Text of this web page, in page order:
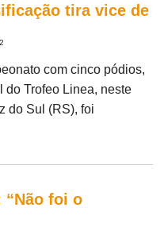
tira vice de
com cinco pódios,
do Trofeo Linea, neste
do Sul (RS), foi
“Não foi o